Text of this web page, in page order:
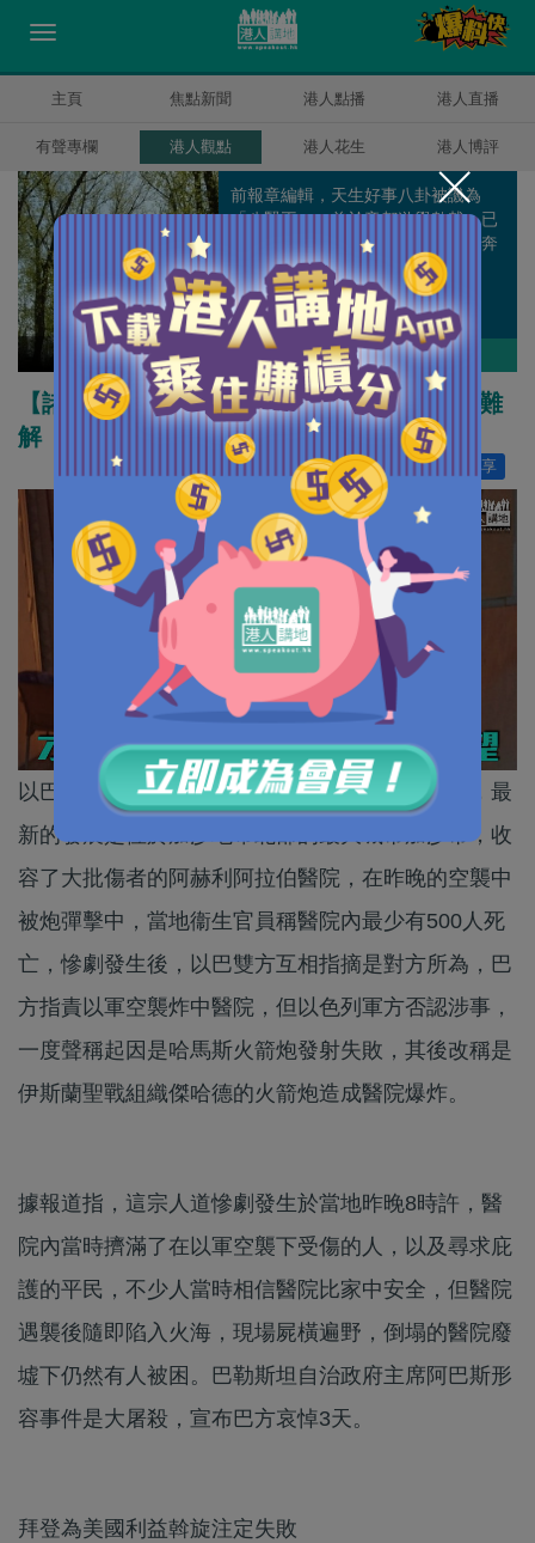
主頁 焦點新聞 港人點播 港人直播
有聲專欄 港人觀點 港人花生 港人博評
盧展常
前報章編輯，天生好事八卦被譏為
「八賢王」，曾於帝都遊學數載，已
過而立之年仍一事無成，每日為口奔
馳但仍渴望能走到天涯海角。
作者其他博評
【諸行無常】加沙醫院被炸 人道災難令死結難
解
分享
讚好 12
以巴衝突越演越烈，並且釀成連串重大人道災難，最
新的發展是位於加沙地帶北部的最大城市加沙市，收
容了大批傷者的阿赫利阿拉伯醫院，在昨晚的空襲中
被炮彈擊中，當地衞生官員稱醫院內最少有500人死
亡，慘劇發生後，以巴雙方互相指摘是對方所為，巴
方指責以軍空襲炸中醫院，但以色列軍方否認涉事，
一度聲稱起因是哈馬斯火箭炮發射失敗，其後改稱是
伊斯蘭聖戰組織傑哈德的火箭炮造成醫院爆炸。
據報道指，這宗人道慘劇發生於當地昨晚8時許，醫
院內當時擠滿了在以軍空襲下受傷的人，以及尋求庇
護的平民，不少人當時相信醫院比家中安全，但醫院
遇襲後隨即陷入火海，現場屍橫遍野，倒塌的醫院廢
墟下仍然有人被困。巴勒斯坦自治政府主席阿巴斯形
容事件是大屠殺，宣布巴方哀悼3天。
拜登為美國利益斡旋注定失敗